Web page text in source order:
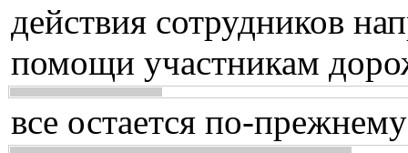
действия сотрудников
помощи участникам
все остается по-